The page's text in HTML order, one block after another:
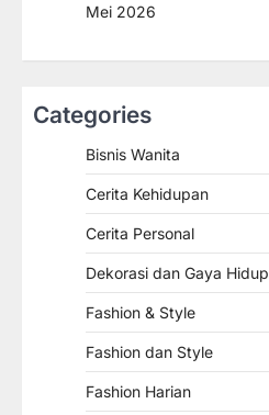
Mei 2026
Categories
Bisnis Wanita
Cerita Kehidupan
Cerita Personal
Dekorasi dan Gaya Hidup
Fashion & Style
Fashion dan Style
Fashion Harian